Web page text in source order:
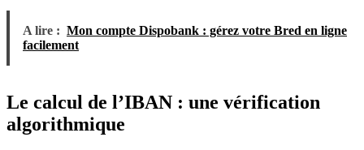
A lire : Mon compte Dispobank : gérez votre Bred en ligne
facilement
Le calcul de l’IBAN : une vérification
algorithmique